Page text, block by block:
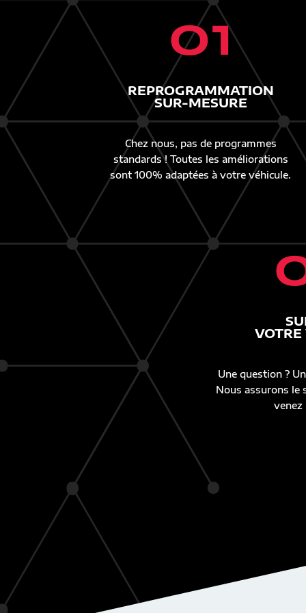
01
REPROGRAMMATION
SUR-MESURE
Chez nous, pas de programmes
standards ! Toutes les améliorations
sont 100% adaptées à votre véhicule.
Une question ?
Nous assurons le
venez